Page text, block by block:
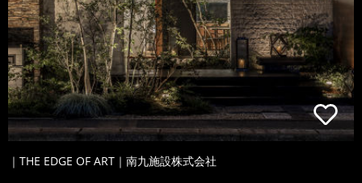
｜THE EDGE OF ART｜南九施設株式会社